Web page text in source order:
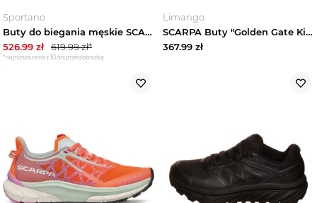
Sportano
Buty do biegania męskie SCARPA Spin Race azure / white Niebieski
526.99 zł 619.99zł*
*najniższa cena z 30 dni przed obniżką
Limango
SCARPA Buty "Golden Gate Kima Rt" w kolorze białym do biegania rozmiar: 37, 5
367.99 zł